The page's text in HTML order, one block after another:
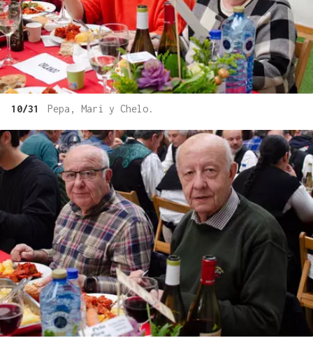
10/31 Pepa, Mari y Chelo.